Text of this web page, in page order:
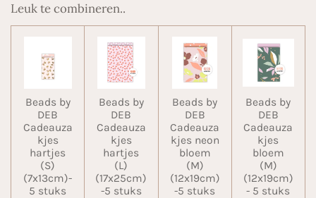
Leuk te combineren..
Beads by
DEB
Cadeauza
kjes
hartjes
(S)
(7x13cm)-
5 stuks
Beads by
DEB
Cadeauza
kjes
hartjes
(L)
(17x25cm)
-5 stuks
Beads by
DEB
Cadeauza
kjes neon
bloem
(M)
(12x19cm)
-5 stuks
Beads by
DEB
Cadeauza
kjes
bloem
(M)
(12x19cm)
- 5 stuks